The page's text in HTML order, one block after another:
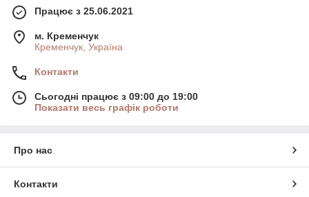
Працює з 25.06.2021
м. Кременчук
Кременчук, Україна
Контакти
Сьогодні працює з 09:00 до 19:00
Показати весь графік роботи
Про нас
Контакти